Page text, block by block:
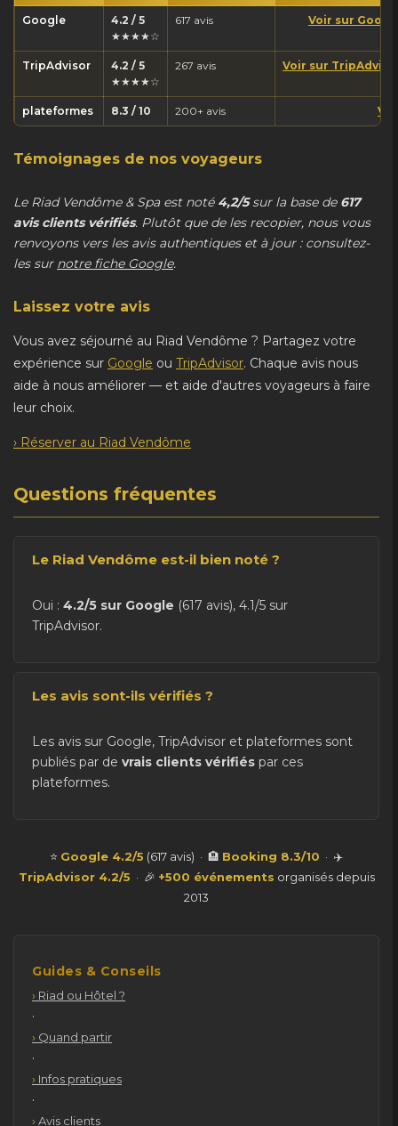
Google
4.2 / 5
★★★★☆
617 avis Voir sur
TripAdvisor
4.2 / 5
★★★★☆
267 avis Voir sur
plateformes 8.3 / 10 200+ avis
Témoignages de nos voyageurs
Le Riad Vendôme & Spa est noté 4,2/5sur la base de 617
avis clients vérifiés. Plutôt que de les recopier, nous vous
renvoyons vers les avis authentiques et à jour : consultez-
les sur notre fiche Google.
Laissez votre avis
Vous avez séjourné au Riad Vendôme ? Partagez votre
expérience sur Google ou TripAdvisor. Chaque avis nous
aide à nous améliorer — et aide d'autres voyageurs à faire
leur choix.
› Réserver au Riad Vendôme
Questions fréquentes
Le Riad Vendôme est-il bien noté ?
Oui : 4.2/5 sur Google (617 avis), 4.1/5 sur
TripAdvisor.
Les avis sont-ils vérifiés ?
Les avis sur Google, TripAdvisor et plateformes sont
publiés par de vrais clients vérifiés par ces
plateformes.
⭐ Google 4.2/5 (617 avis) · 🏨 Booking 8.3/10 · ✈️
TripAdvisor 4.2/5 · 🎉 +500 événements organisés depuis
2013
Guides & Conseils
Riad ou Hôtel ?
·
Quand partir
·
Infos pratiques
·
Avis clients